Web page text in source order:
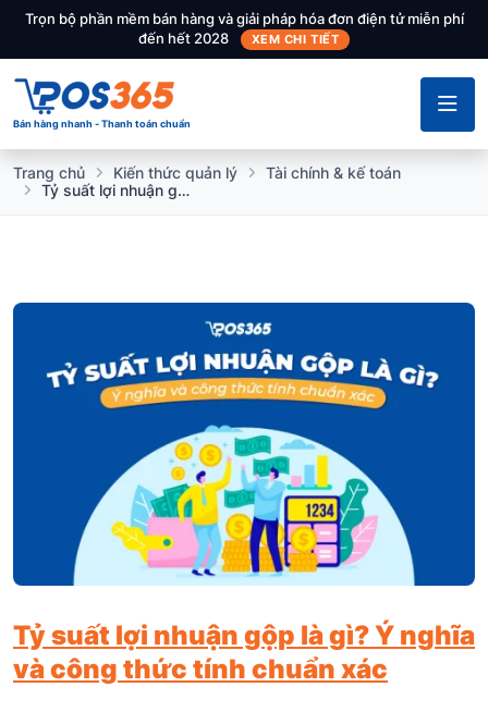
Trọn bộ phần mềm bán hàng và giải pháp hóa đơn điện tử miễn phí
đến hết 2028
XEM CHI TIẾT
Bán hàng nhanh - Thanh toán chuẩn
Trang chủ Kiến thức quản lý
Tài chính & kế toán
Tỷ suất lợi nhuận gộp là gì? Ý nghĩa và công thức tính chuẩn xác
Tỷ suất lợi nhuận gộp là gì? Ý nghĩa
và công thức tính chuẩn xác